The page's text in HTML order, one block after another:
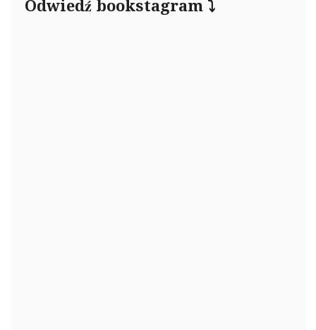
Odwiedź bookstagram ⤵